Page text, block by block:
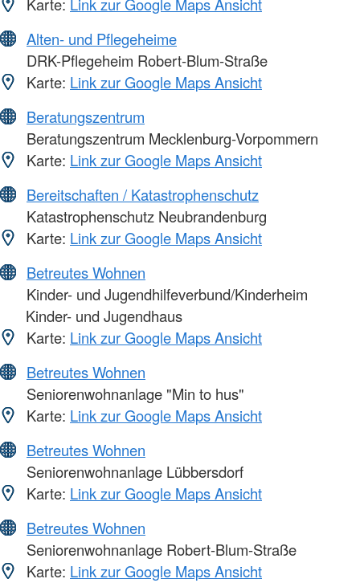
Karte: Link zur Google Maps Ansicht
Alten- und Pflegeheime
DRK-Pflegeheim Robert-Blum-Straße
Karte: Link zur Google Maps Ansicht
Beratungszentrum
Beratungszentrum Mecklenburg-Vorpommern
Karte: Link zur Google Maps Ansicht
Bereitschaften / Katastrophenschutz
Katastrophenschutz Neubrandenburg
Karte: Link zur Google Maps Ansicht
Betreutes Wohnen
Kinder- und Jugendhilfeverbund/Kinderheim
Kinder- und Jugendhaus
Karte: Link zur Google Maps Ansicht
Betreutes Wohnen
Seniorenwohnanlage "Min to hus"
Karte: Link zur Google Maps Ansicht
Betreutes Wohnen
Seniorenwohnanlage Lübbersdorf
Karte: Link zur Google Maps Ansicht
Betreutes Wohnen
Seniorenwohnanlage Robert-Blum-Straße
Karte: Link zur Google Maps Ansicht